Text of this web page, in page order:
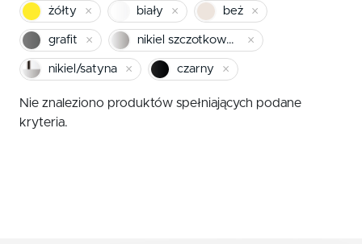
Klamki INOX stal nierdzewna
Klamki premium
Klamki z długim szyldem
Klamki zewnętrzne
chrom
pomarańczowy
czerwony
żółty biały beż
grafit nikiel szczotkowany
nikiel/satyna czarny
Nie znaleziono produktów spełniających podane
kryteria.